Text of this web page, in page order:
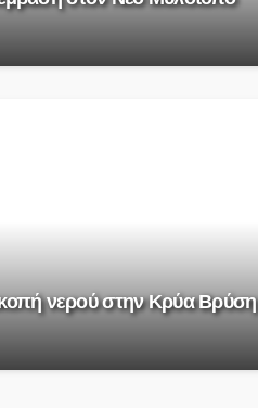
νερού στην Κρύα Βρύση